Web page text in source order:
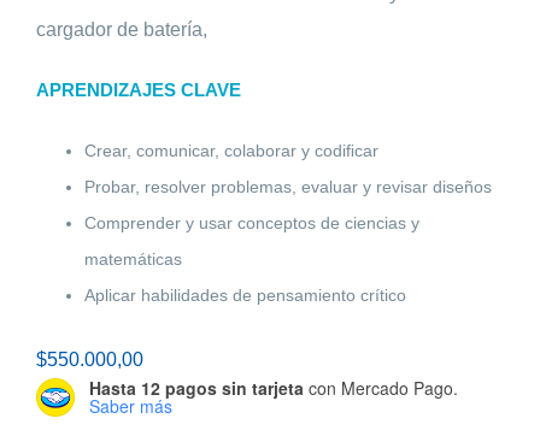
cargador de batería,
APRENDIZAJES CLAVE
Crear, comunicar, colaborar y codiﬁcar
Probar, resolver problemas, evaluar y revisar diseños
Comprender y usar conceptos de ciencias y
matemáticas
Aplicar habilidades de pensamiento crítico
$550.000,00
Hasta 12 pagos sin tarjeta con Mercado Pago.
Saber más